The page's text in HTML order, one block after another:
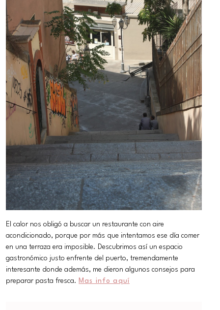
El calor nos obligó a buscar un restaurante con aire
acondicionado, porque por más que intentamos ese día comer
en una terraza era imposible. Descubrimos así un espacio
gastronómico justo enfrente del puerto, tremendamente
interesante donde además, me dieron algunos consejos para
preparar pasta fresca. Mas info aquí